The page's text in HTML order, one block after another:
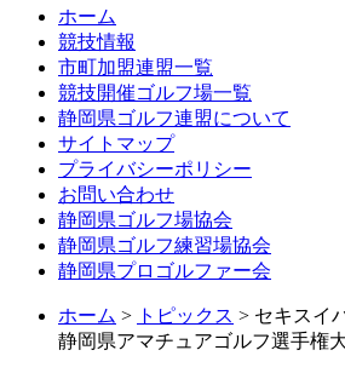
ホーム
競技情報
市町加盟連盟一覧
競技開催ゴルフ場一覧
静岡県ゴルフ連盟について
サイトマップ
プライバシーポリシー
お問い合わせ
静岡県ゴルフ場協会
静岡県ゴルフ練習場協会
静岡県プロゴルファー会
ホーム > トピックス > セキスイ
静岡県アマチュアゴルフ選手権